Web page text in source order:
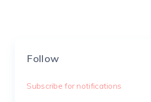
Follow
Subscribe for notifications